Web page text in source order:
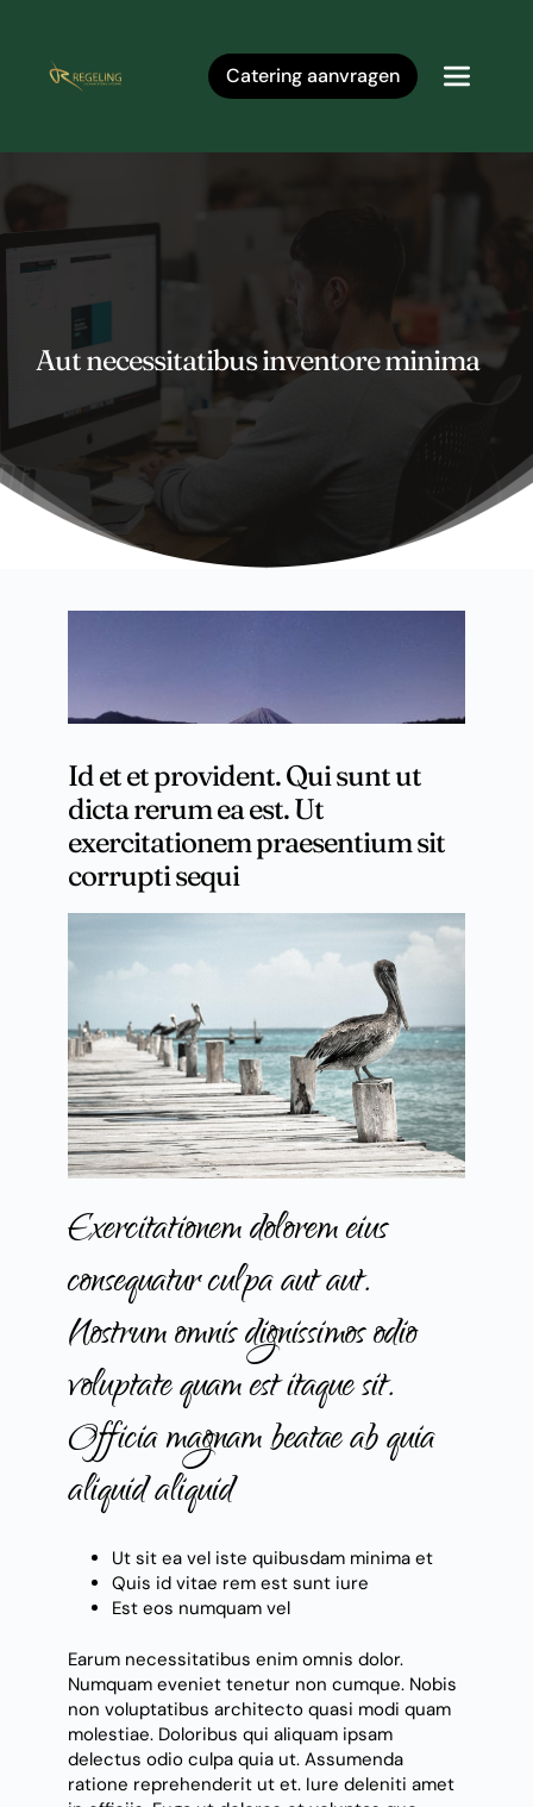
inhoud
Catering aanvragen
Aut necessitatibus inventore minima
Id et et provident. Qui sunt ut
dicta rerum ea est. Ut
exercitationem praesentium sit
corrupti sequi
Exercitationem dolorem eius
consequatur culpa aut aut.
Nostrum omnis dignissimos odio
voluptate quam est itaque sit.
Officia magnam beatae ab quia
aliquid aliquid
Ut sit ea vel iste quibusdam minima et
Quis id vitae rem est sunt iure
Est eos numquam vel
Earum necessitatibus enim omnis dolor.
Numquam eveniet tenetur non cumque. Nobis
non voluptatibus architecto quasi modi quam
molestiae. Doloribus qui aliquam ipsam
delectus odio culpa quia ut. Assumenda
ratione reprehenderit ut et. Iure deleniti amet